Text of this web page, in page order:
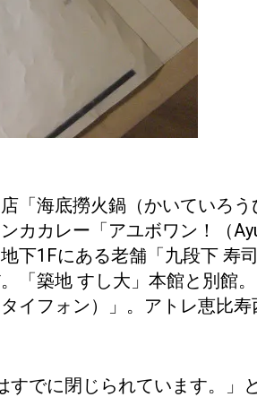
「海底撈火鍋（かいていろう
カカレー「アユボワン！（
下1Fにある老舗「九段下 寿
「築地 すし大」本館と別館。
イフォン）」。アトレ恵比寿
すでに閉じられています。」